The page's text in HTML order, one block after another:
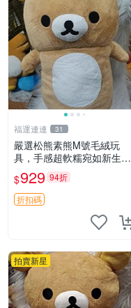
福運連連 31
嚴選松熊素熊M號毛絨玩
具，手感超軟糯宛如新生，
細節精緻完美無瑕，推薦送
禮或珍藏，中古狀態保養得
宜。 松熊 素熊 毛絨doll
$929 94折
折扣碼
拍賣新星